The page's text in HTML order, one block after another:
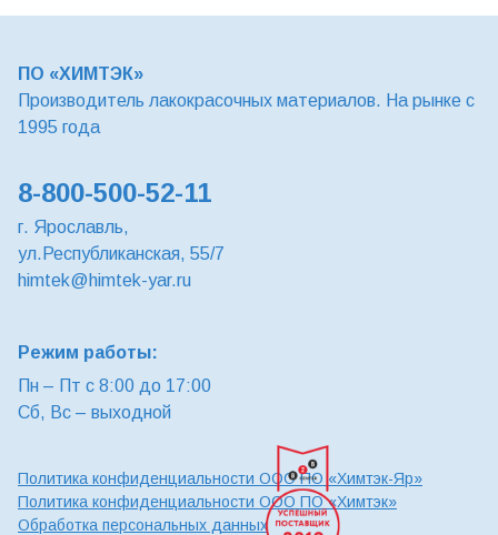
ПО «ХИМТЭК»
Производитель лакокрасочных материалов. На рынке с
1995 года
8-800-500-52-11
г. Ярославль,
ул.Республиканская, 55/7
himtek@himtek-yar.ru
Режим работы:
Пн – Пт с 8:00 до 17:00
Сб, Вс – выходной
Политика конфиденциальности ООО ПО «Химтэк-Яр»
Политика конфиденциальности ООО ПО «Химтэк»
Обработка персональных данных